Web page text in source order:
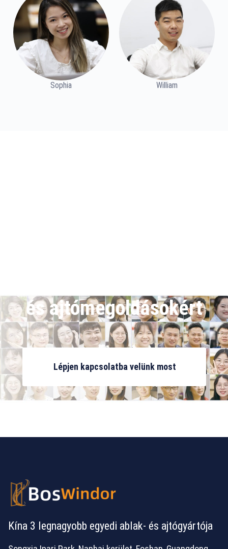
Sophia William
és ajtómegoldásokért
Lépjen kapcsolatba velünk most
Kína 3 legnagyobb egyedi ablak- és ajtógyártója